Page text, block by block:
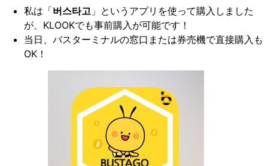
私は「버스타고 」というアプリを使って購入しました
が、KLOOKでも事前購入が可能です！
当日、バスターミナルの窓口または券売機で直接購入も
OK！